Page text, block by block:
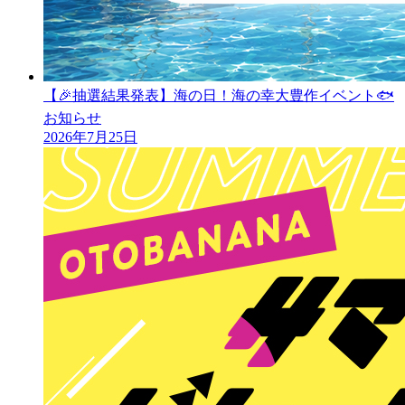
【🎉抽選結果発表】海の日！海の幸大豊作イベント🐟
お知らせ
2026年7月25日